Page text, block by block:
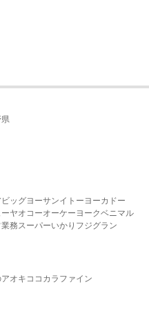
ビッグヨーサンイトーヨーカドー
ヤオコーオーケー ヨークベニマル
業務スーパーいかり フジグラン
オキココカラファイン